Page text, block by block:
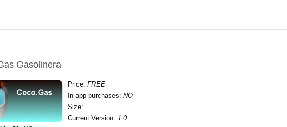
Gasolinera
Price: FREE
In-app purchases: NO
Size:
Current Version: 1.0